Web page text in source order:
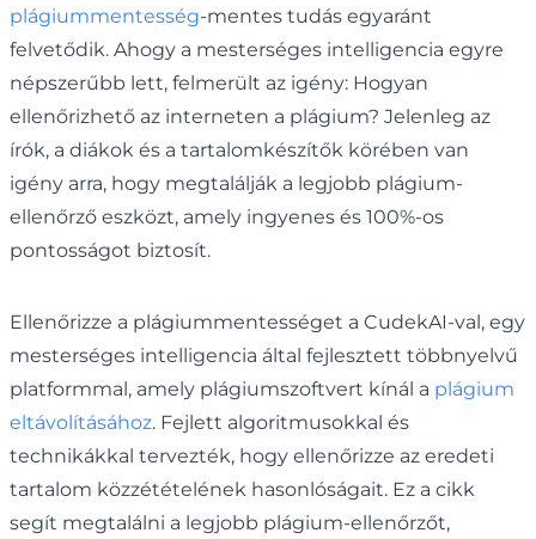
plágiummentesség-mentes tudás egyaránt
felvetődik. Ahogy a mesterséges intelligencia egyre
népszerűbb lett, felmerült az igény: Hogyan
ellenőrizhető az interneten a plágium? Jelenleg az
írók, a diákok és a tartalomkészítők körében van
igény arra, hogy megtalálják a legjobb plágium-
ellenőrző eszközt, amely ingyenes és 100%-os
pontosságot biztosít.
Ellenőrizze a plágiummentességet a CudekAI-val, egy
mesterséges intelligencia által fejlesztett többnyelvű
platformmal, amely plágiumszoftvert kínál a plágium
eltávolításához. Fejlett algoritmusokkal és
technikákkal tervezték, hogy ellenőrizze az eredeti
tartalom közzétételének hasonlóságait. Ez a cikk
segít megtalálni a legjobb plágium-ellenőrzőt,